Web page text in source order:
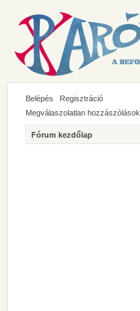
Belépés
Regisztráció
Megválaszolatlan hozzászólások
Fórum kezdőlap